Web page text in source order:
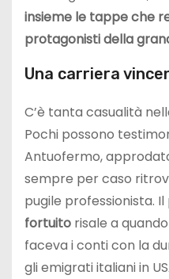
insieme le tappe che
protagonisti della
Una carriera
C’è tanta casualità
Pochi possono
Antuofermo,
sempre per caso
pugile professionista.
fortuito risale a
faceva i conti con la
gli emigrati italiani in